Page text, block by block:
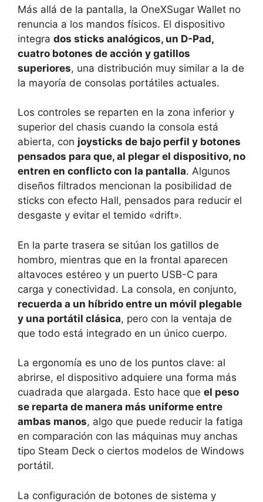
Más allá de la pantalla, la OneXSugar Wallet no
renuncia a los mandos físicos. El dispositivo
integra dos sticks analógicos, un D-Pad,
cuatro botones de acción y gatillos
superiores, una distribución muy similar a la de
la mayoría de consolas portátiles actuales.
Los controles se reparten en la zona inferior y
superior del chasis cuando la consola está
abierta, con joysticks de bajo perfil y botones
pensados para que, al plegar el dispositivo, no
entren en conflicto con la pantalla. Algunos
diseños filtrados mencionan la posibilidad de
sticks con efecto Hall, pensados para reducir el
desgaste y evitar el temido «drift».
En la parte trasera se sitúan los gatillos de
hombro, mientras que en la frontal aparecen
altavoces estéreo y un puerto USB-C para
carga y conectividad. La consola, en conjunto,
recuerda a un híbrido entre un móvil plegable
y una portátil clásica, pero con la ventaja de
que todo está integrado en un único cuerpo.
La ergonomía es uno de los puntos clave: al
abrirse, el dispositivo adquiere una forma más
cuadrada que alargada. Esto hace que el peso
se reparta de manera más uniforme entre
ambas manos, algo que puede reducir la fatiga
en comparación con las máquinas muy anchas
tipo Steam Deck o ciertos modelos de Windows
portátil.
La configuración de botones de sistema y